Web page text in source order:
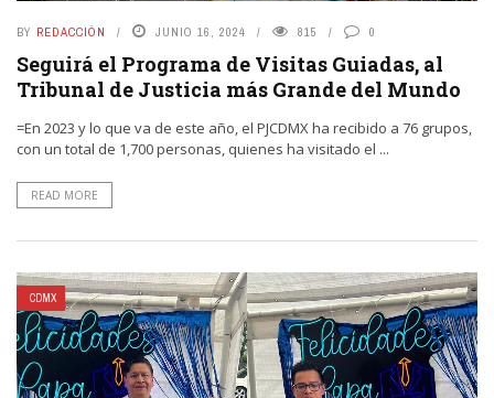
BY REDACCIÓN JUNIO 16, 2024 815 0
Seguirá el Programa de Visitas Guiadas, al
Tribunal de Justicia más Grande del Mundo
=En 2023 y lo que va de este año, el PJCDMX ha recibido a 76 grupos,
con un total de 1,700 personas, quienes ha visitado el ...
READ MORE
CDMX